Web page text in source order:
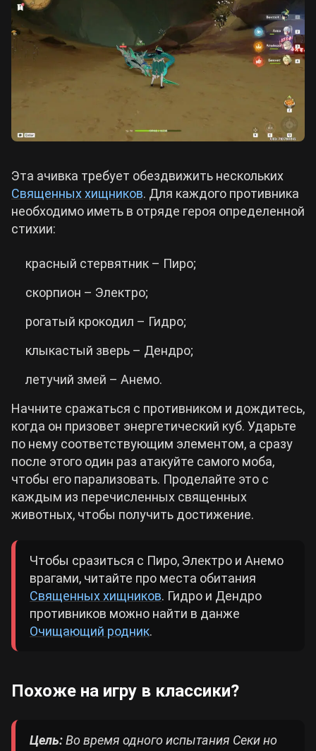
Эта ачивка требует обездвижить нескольких
Священных хищников. Для каждого противника
необходимо иметь в отряде героя определенной
стихии:
красный стервятник – Пиро;
скорпион – Электро;
рогатый крокодил – Гидро;
клыкастый зверь – Дендро;
летучий змей – Анемо.
Начните сражаться с противником и дождитесь,
когда он призовет энергетический куб. Ударьте
по нему соответствующим элементом, а сразу
после этого один раз атакуйте самого моба,
чтобы его парализовать. Проделайте это с
каждым из перечисленных священных
животных, чтобы получить достижение.
Чтобы сразиться с Пиро, Электро и Анемо
врагами, читайте про места обитания
Священных хищников. Гидро и Дендро
противников можно найти в данже
Очищающий родник.
Похоже на игру в классики?
Цель:Во время одного испытания Секи но